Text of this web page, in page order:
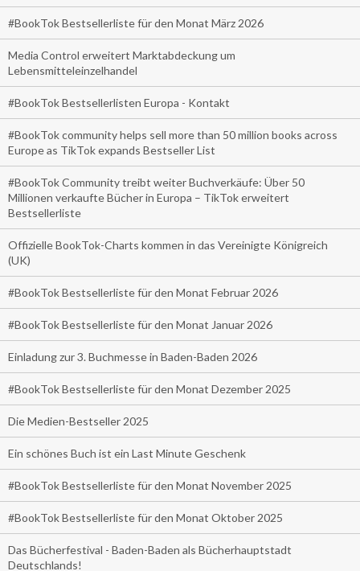
#BookTok Bestsellerliste für den Monat März 2026
Media Control erweitert Marktabdeckung um
Lebensmitteleinzelhandel
#BookTok Bestsellerlisten Europa - Kontakt
#BookTok community helps sell more than 50 million books across
Europe as TikTok expands Bestseller List
#BookTok Community treibt weiter Buchverkäufe: Über 50
Millionen verkaufte Bücher in Europa – TikTok erweitert
Bestsellerliste
Offizielle BookTok-Charts kommen in das Vereinigte Königreich
(UK)
#BookTok Bestsellerliste für den Monat Februar 2026
#BookTok Bestsellerliste für den Monat Januar 2026
Einladung zur 3. Buchmesse in Baden-Baden 2026
#BookTok Bestsellerliste für den Monat Dezember 2025
Die Medien-Bestseller 2025
Ein schönes Buch ist ein Last Minute Geschenk
#BookTok Bestsellerliste für den Monat November 2025
#BookTok Bestsellerliste für den Monat Oktober 2025
Das Bücherfestival - Baden-Baden als Bücherhauptstadt
Deutschlands!